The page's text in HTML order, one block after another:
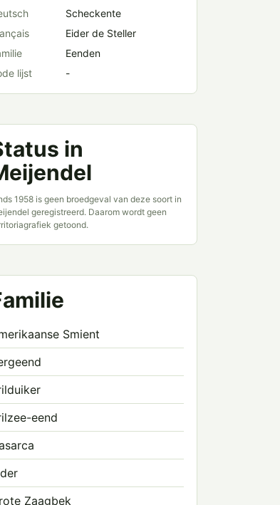
Scheckente
Eider de Steller
Eenden
lijst
-
in
1958 is geen broedgeval van deze soort in
geregistreerd. Daarom wordt geen
getoond.
Smient
eend
Zaagbek